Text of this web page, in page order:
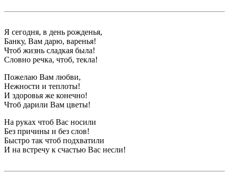
Я сегодня, в день рожденья,
Банку, Вам дарю, варенья!
Чтоб жизнь сладкая была!
Словно речка, чтоб, текла!
Пожелаю Вам любви,
Нежности и теплоты!
И здоровья же конечно!
Чтоб дарили Вам цветы!
На руках чтоб Вас носили
Без причины и без слов!
Быстро так чтоб подхватили
И на встречу к счастью Вас несли!